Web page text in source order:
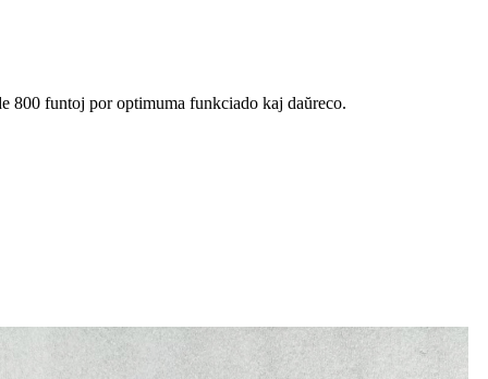
800 funtoj por optimuma funkciado kaj daŭreco.